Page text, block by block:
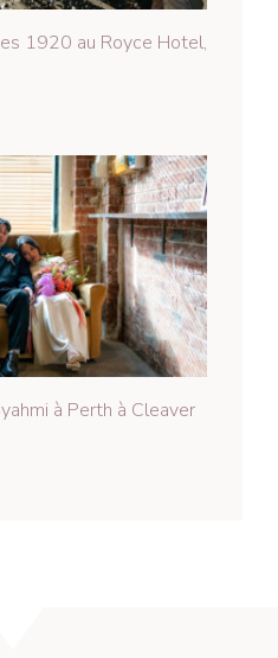
1920 au Royce Hotel,
à Perth à Cleaver